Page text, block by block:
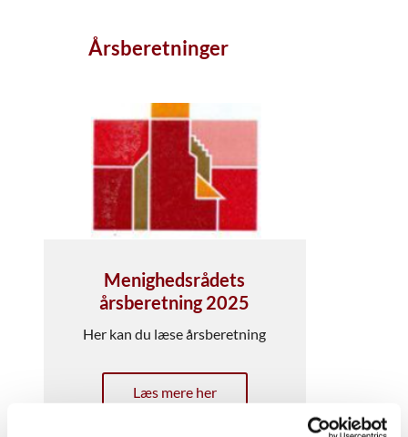
Årsberetninger
Menighedsrådets
årsberetning 2025
Her kan du læse årsberetning
Læs mere her